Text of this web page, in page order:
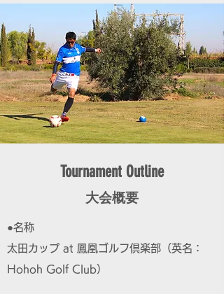
Tournament Outline
大会概要
●名称
太田カップ at 鳳凰ゴルフ倶楽部（英名：
Hohoh Golf Club）